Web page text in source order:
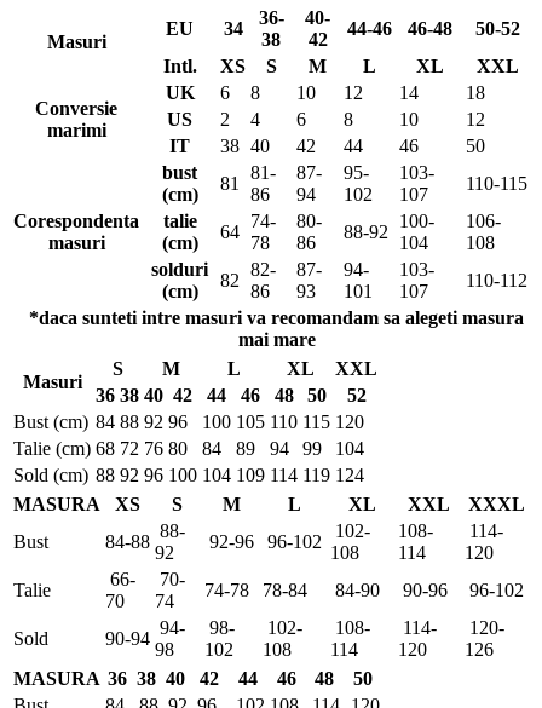
Masuri
EU 34
36-
38
40-
42
44-46 46-48
50-52
Intl.
XS S M L XL XXL
Conversie
marimi
UK 6 8 10 12 14
18
US
2 4 6 8 10
12
IT
38 40 42 44 46 50
Corespondenta
masuri
bust
(cm)
81
81-
86
87-
94
95-
102
103-
107
110-115
talie
(cm)
64
74-
78
80-
86
88-92
100-
104
106-
108
solduri
(cm)
82
82-
86
87-
93
94-
101
103-
107
110-112
*daca sunteti intre masuri va recomandam sa alegeti masura
mai mare
Masuri
S M L XL
XXL
36 38 40 42 44 46 48 50
52
Bust (cm) 84 88 92 96 100 105 110 115 120
Talie (cm) 68 72 76 80 84 89 94 99
104
Sold (cm) 88 92 96 100 104 109 114 119 124
MASURA
XS S M L XL XXL
XXXL
Bust
84-88
88-
92
92-96 96-102
102-
108
108-
114
114-
120
Talie
66-
70
70-
74
74-78 78-84 84-90 90-96 96-102
Sold 90-94
94-
98
98-
102
102-
108
108-
114
114-
120
120-
126
MASURA 36 38 40 42 44 46 48
50